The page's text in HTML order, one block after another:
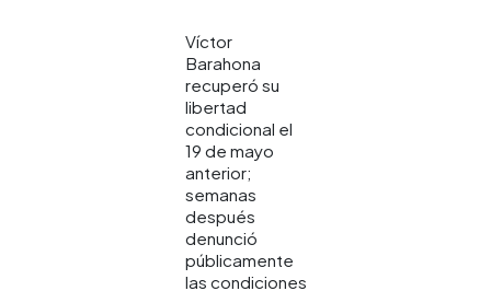
Víctor
Barahona
recuperó su
libertad
condicional el
19 de mayo
anterior;
semanas
después
denunció
públicamente
las condiciones